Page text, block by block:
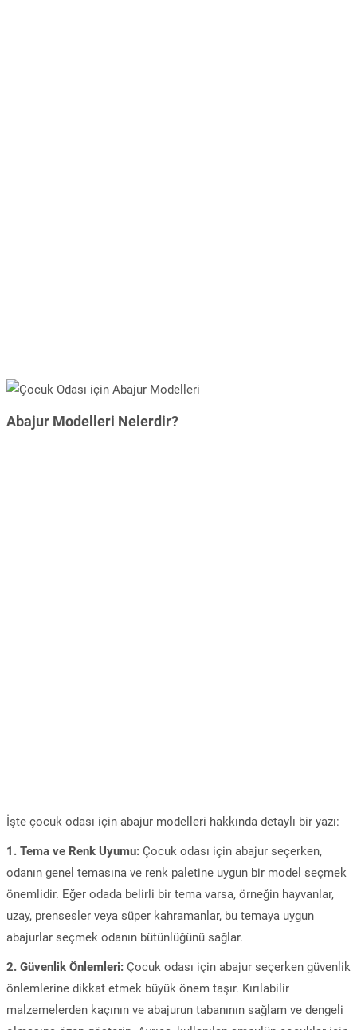
Abajur Modelleri Nelerdir?
İşte çocuk odası için abajur modelleri hakkında detaylı bir yazı:
1. Tema ve Renk Uyumu: Çocuk odası için abajur seçerken,
odanın genel temasına ve renk paletine uygun bir model seçmek
önemlidir. Eğer odada belirli bir tema varsa, örneğin hayvanlar,
uzay, prensesler veya süper kahramanlar, bu temaya uygun
abajurlar seçmek odanın bütünlüğünü sağlar.
2. Güvenlik Önlemleri: Çocuk odası için abajur seçerken güvenlik
önlemlerine dikkat etmek büyük önem taşır. Kırılabilir
malzemelerden kaçının ve abajurun tabanının sağlam ve dengeli